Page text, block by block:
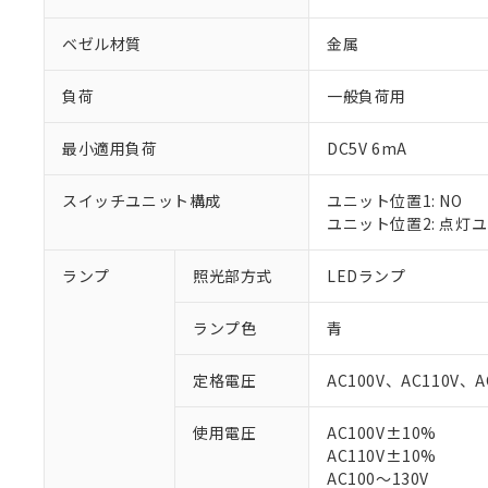
ベゼル材質 金属
負荷 一般負荷用
最小適用負荷 DC5V 6mA
スイッチユニット構成
ユニット位置1: NO
ユニット位置2: 点灯
ランプ 照光部方式 LEDランプ
ランプ色 青
定格電圧 AC100V、AC110V、
使用電圧
AC100V±10%
AC110V±10%
AC100～130V
ご利用条件
※1 対応状況
対応済み：EU
対応予定：EU
対応予定なし：
調査・確認中：
非該当品：ライセ
仕入先様の事情に
※1 中国